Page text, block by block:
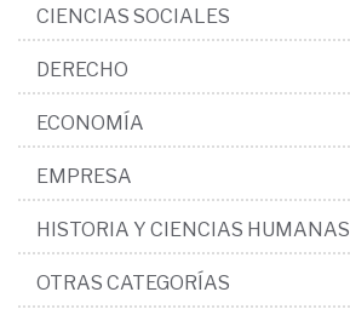
CIENCIAS SOCIALES
DERECHO
ECONOMÍA
EMPRESA
HISTORIA Y CIENCIAS HUMANAS
OTRAS CATEGORÍAS